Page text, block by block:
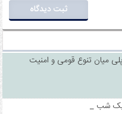
میان تنوع قومی و امنیت